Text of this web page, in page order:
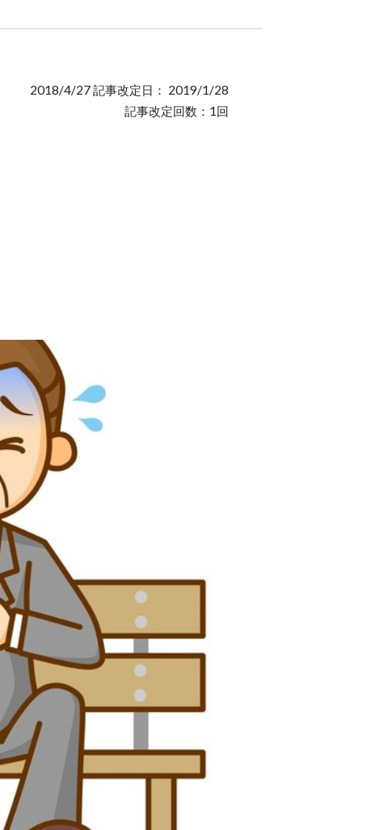
2018/4/27 記事改定日： 2019/1/28
記事改定回数：1回